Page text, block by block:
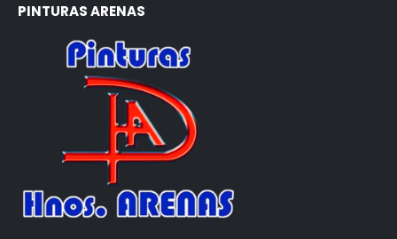
PINTURAS ARENAS